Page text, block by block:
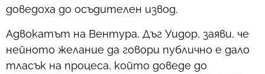
доведоха до осъдителен извод.
Адвокатът на Вентура, Дъг Уидор, заяви, че
нейното желание да говори публично е дало
тласък на процеса, който доведе до